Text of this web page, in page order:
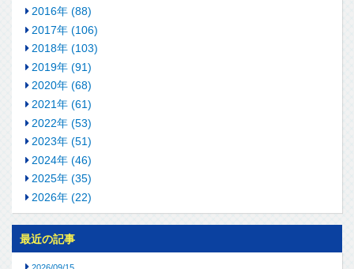
2016年 (88)
2017年 (106)
2018年 (103)
2019年 (91)
2020年 (68)
2021年 (61)
2022年 (53)
2023年 (51)
2024年 (46)
2025年 (35)
2026年 (22)
最近の記事